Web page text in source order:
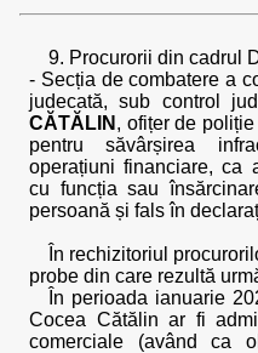
9. Procurorii din cadrul
- Secția de combatere a
judecată, sub control
CĂTĂLIN , ofițer de
pentru săvârșirea
operațiuni financiare, ca
cu funcția sau
persoană și fals în
În rechizitoriul
probe din care rezultă
În perioada ianuarie
Cocea Cătălin ar fi
comerciale (având ca